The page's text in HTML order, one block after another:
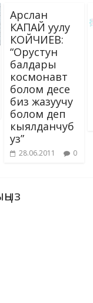
Арслан
КАПАЙ уулу
КОЙЧИЕВ:
“Орустун
балдары
космонавт
болом десе
биз жазуучу
болом деп
кыялданчуб
уз”
28.06.2011 0